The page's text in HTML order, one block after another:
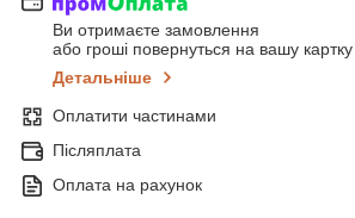
Ви отримаєте замовлення
або гроші повернуться на вашу картку
Детальніше
Оплатити частинами
Післяплата
Оплата на рахунок